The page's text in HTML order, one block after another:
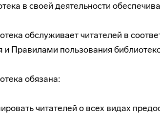
в своей деятельности
обслуживает читателей в
и Правилами пользования
обязана:
читателей о всех видах